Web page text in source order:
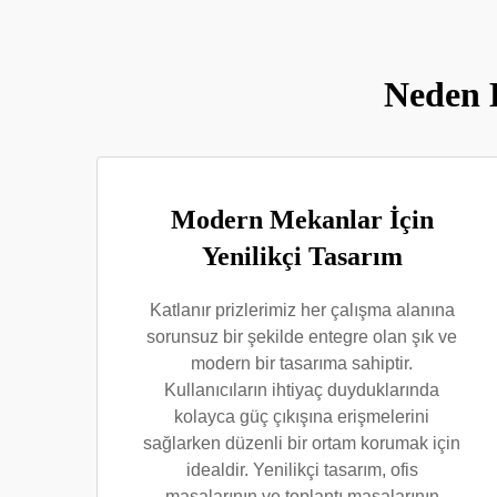
Neden
Modern Mekanlar İçin
Yenilikçi Tasarım
Katlanır prizlerimiz her çalışma alanına
sorunsuz bir şekilde entegre olan şık ve
modern bir tasarıma sahiptir.
Kullanıcıların ihtiyaç duyduklarında
kolayca güç çıkışına erişmelerini
sağlarken düzenli bir ortam korumak için
idealdir. Yenilikçi tasarım, ofis